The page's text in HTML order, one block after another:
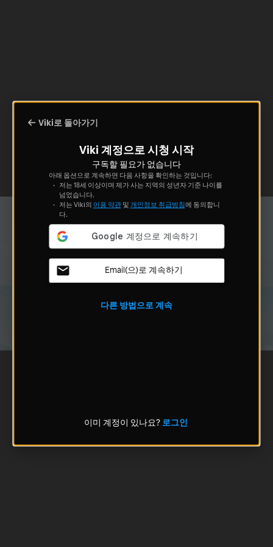
Viki로 돌아가기
Viki 계정으로 시청 시작
구독할 필요가 없습니다
아래 옵션으로 계속하면 다음 사항을 확인하는 것입니다:
저는 18세 이상이며 제가 사는 지역의 성년자 기준 나이를
넘었습니다.
저는 Viki의 이용 약관및 개인정보 취급방침에 동의합니
다.
Email(으)로 계속하기
다른 방법으로 계속
이미 계정이 있나요? 로그인